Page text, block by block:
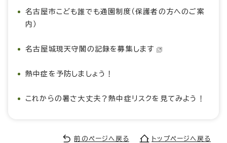
名古屋市こども誰でも通園制度（保護者の方へのご案
内）
名古屋城現天守閣の記録を募集します
熱中症を予防しましょう！
これからの暑さ大丈夫？熱中症リスクを見てみよう！
前のページへ戻る トップページへ戻る